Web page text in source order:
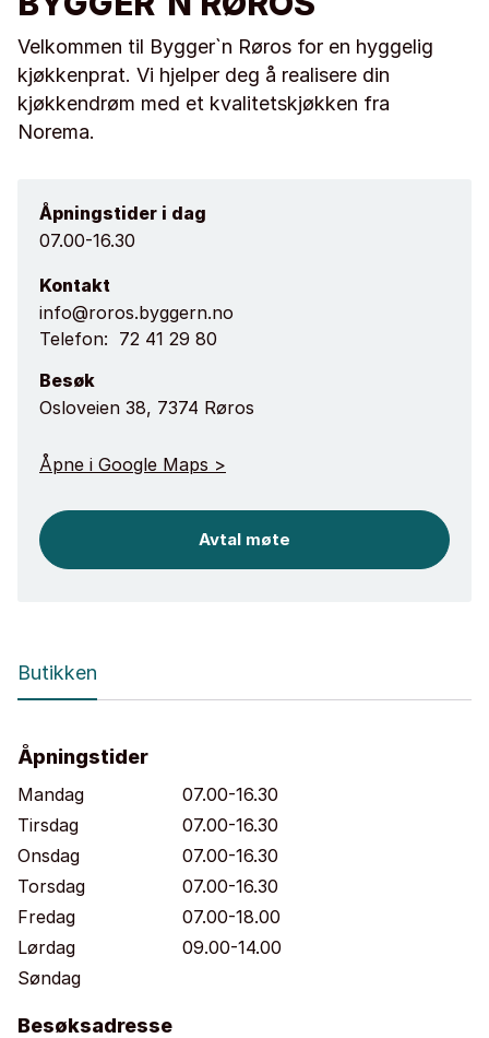
Velkommen til Bygger`n Røros for en hyggelig
kjøkkenprat. Vi hjelper deg å realisere din
kjøkkendrøm med et kvalitetskjøkken fra
Norema.
Åpningstider i dag
07.00-16.30
Kontakt
info@roros.byggern.no
Telefon: 72 41 29 80
Besøk
Osloveien 38, 7374 Røros
Åpne i Google Maps >
Avtal møte
Butikken
Åpningstider
Mandag
07.00-16.30
Tirsdag
07.00-16.30
Onsdag
07.00-16.30
Torsdag
07.00-16.30
Fredag
07.00-18.00
Lørdag
09.00-14.00
Søndag
Besøksadresse